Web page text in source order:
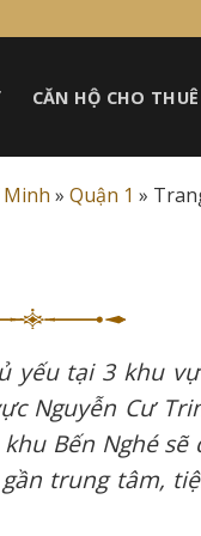
CĂN HỘ CHO THUÊ
Minh » Quận 1 »
tại 3 khu
Nguyễn Cư
Bến Nghé
trung tâm,